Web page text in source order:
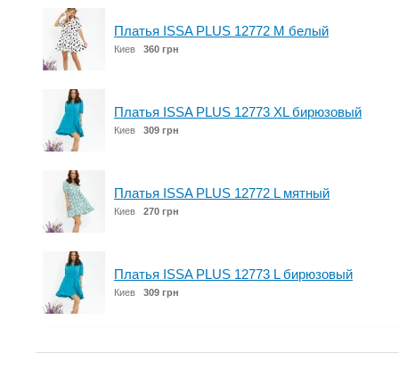
Платья ISSA PLUS 12772 M белый
Киев 360 грн
Платья ISSA PLUS 12773 XL бирюзовый
Киев 309 грн
Платья ISSA PLUS 12772 L мятный
Киев 270 грн
Платья ISSA PLUS 12773 L бирюзовый
Киев 309 грн